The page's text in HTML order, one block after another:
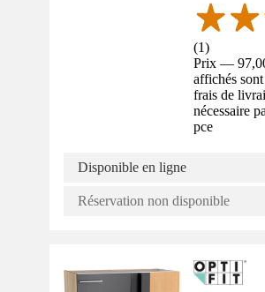
(1)
Prix —
affichés
frais de
nécessaire
pce
Disponible en ligne
Réservation non disponible